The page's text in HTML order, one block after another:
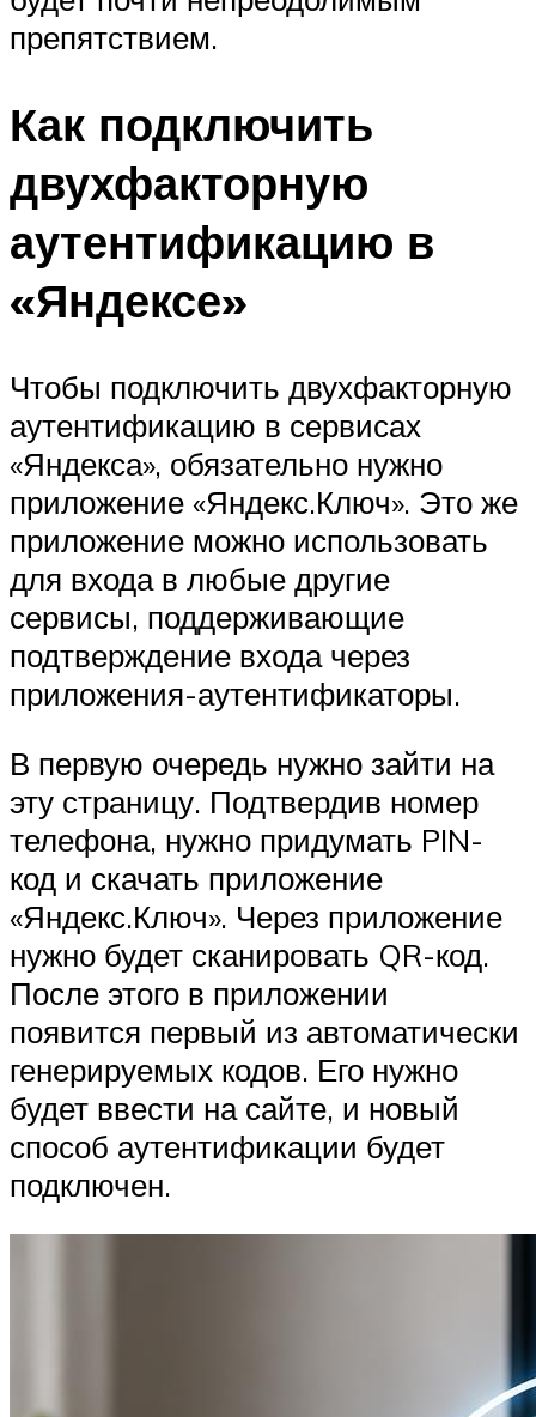
препятствием.
Как подключить
двухфакторную
аутентификацию в
«Яндексе»
Чтобы подключить двухфакторную
аутентификацию в сервисах
«Яндекса», обязательно нужно
приложение «Яндекс.Ключ». Это же
приложение можно использовать
для входа в любые другие
сервисы, поддерживающие
подтверждение входа через
приложения-аутентификаторы.
В первую очередь нужно зайти на
эту страницу. Подтвердив номер
телефона, нужно придумать PIN-
код и скачать приложение
«Яндекс.Ключ». Через приложение
нужно будет сканировать QR-код.
После этого в приложении
появится первый из автоматически
генерируемых кодов. Его нужно
будет ввести на сайте, и новый
способ аутентификации будет
подключен.